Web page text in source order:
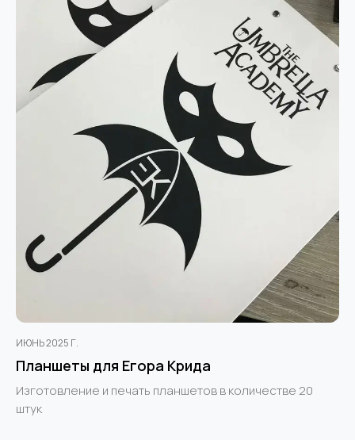
ИЮНЬ 2025 Г.
Планшеты для Егора Крида
Изготовление и печать планшетов в количестве 20
штук